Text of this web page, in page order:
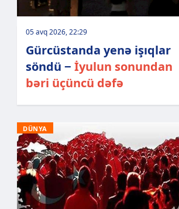
05 avq 2026, 22:29
Gürcüstanda yenə işıqlar
söndü − İyulun sonundan
bəri üçüncü dəfə
DÜNYA